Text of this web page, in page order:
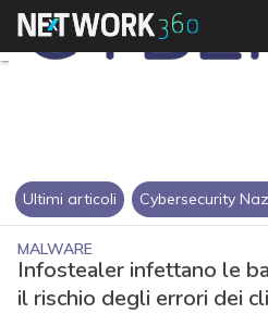
Ultimi articoli Cybersecurity
MALWARE
Infostealer infettano le
il rischio degli errori dei